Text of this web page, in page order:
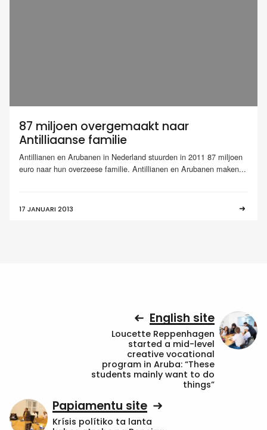
87 miljoen overgemaakt naar
Antilliaanse familie
Antillianen en Arubanen in Nederland stuurden in 2011 87 miljoen
euro naar hun overzeese familie. Antillianen en Arubanen maken...
17 JANUARI 2013
English site
Loucette Reppenhagen
started a mid-level
creative vocational
program in Aruba: “These
students mainly want to do
things”
Papiamentu site
Krísis polítiko ta lanta